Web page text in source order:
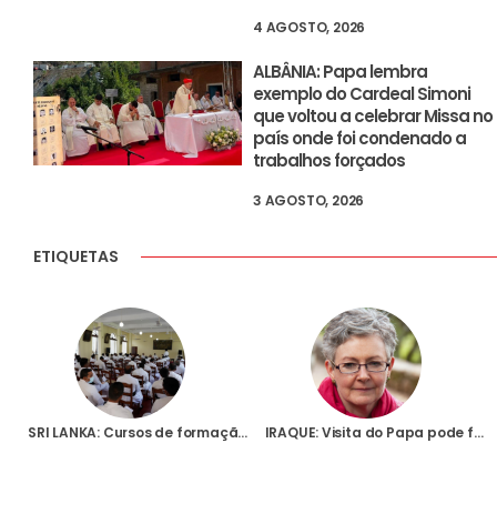
4 AGOSTO, 2026
ALBÂNIA: Papa lembra
exemplo do Cardeal Simoni
que voltou a celebrar Missa no
país onde foi condenado a
trabalhos forçados
3 AGOSTO, 2026
ETIQUETAS
SRI LANKA: Cursos de formação contínua para padres, religiosas e leigos que trabalham na pastoral dos traumatizados IRAQUE: Visita do Papa pode fazer “comunidade internacional ajudar mais”, diz responsável da AIS que acompanhou a viagem